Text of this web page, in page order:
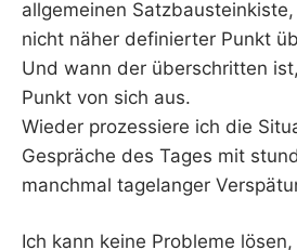
allgemeinen
nicht näher definierter Punkt
Und wann der überschritten
Punkt von sich aus.
Wieder prozessiere ich die
Gespräche des Tages mit
manchmal tagelanger
Ich kann keine Probleme